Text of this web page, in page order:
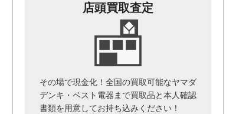
店頭買取査定
その場で現金化！全国の買取可能なヤマダ
デンキ・ベスト電器まで買取品と本人確認
書類を用意してお持ち込みください！